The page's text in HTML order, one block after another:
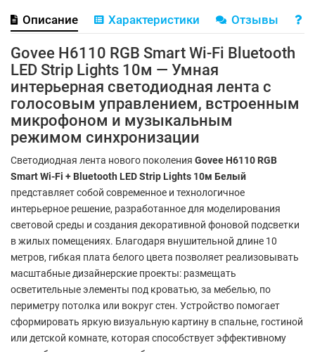
Описание Характеристики Отзывы
Govee H6110 RGB Smart Wi-Fi Bluetooth
LED Strip Lights 10м — Умная
интерьерная светодиодная лента с
голосовым управлением, встроенным
микрофоном и музыкальным
режимом синхронизации
Светодиодная лента нового поколения Govee H6110 RGB
Smart Wi-Fi + Bluetooth LED Strip Lights 10м Белый
представляет собой современное и технологичное
интерьерное решение, разработанное для моделирования
световой среды и создания декоративной фоновой подсветки
в жилых помещениях. Благодаря внушительной длине 10
метров, гибкая плата белого цвета позволяет реализовывать
масштабные дизайнерские проекты: размещать
осветительные элементы под кроватью, за мебелью, по
периметру потолка или вокруг стен. Устройство помогает
сформировать яркую визуальную картину в спальне, гостиной
или детской комнате, которая способствует эффективному